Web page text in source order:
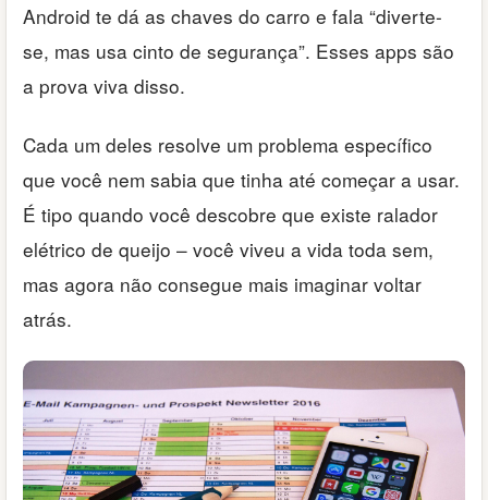
Android te dá as chaves do carro e fala “diverte-
se, mas usa cinto de segurança”. Esses apps são
a prova viva disso.
Cada um deles resolve um problema específico
que você nem sabia que tinha até começar a usar.
É tipo quando você descobre que existe ralador
elétrico de queijo – você viveu a vida toda sem,
mas agora não consegue mais imaginar voltar
atrás.